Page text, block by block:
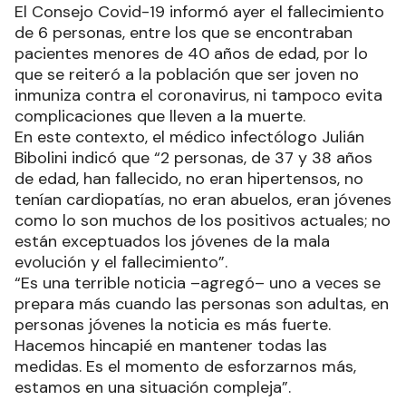
El Consejo Covid-19 informó ayer el fallecimiento
de 6 personas, entre los que se encontraban
pacientes menores de 40 años de edad, por lo
que se reiteró a la población que ser joven no
inmuniza contra el coronavirus, ni tampoco evita
complicaciones que lleven a la muerte.
En este contexto, el médico infectólogo Julián
Bibolini indicó que “2 personas, de 37 y 38 años
de edad, han fallecido, no eran hipertensos, no
tenían cardiopatías, no eran abuelos, eran jóvenes
como lo son muchos de los positivos actuales; no
están exceptuados los jóvenes de la mala
evolución y el fallecimiento”.
“Es una terrible noticia –agregó– uno a veces se
prepara más cuando las personas son adultas, en
personas jóvenes la noticia es más fuerte.
Hacemos hincapié en mantener todas las
medidas. Es el momento de esforzarnos más,
estamos en una situación compleja”.